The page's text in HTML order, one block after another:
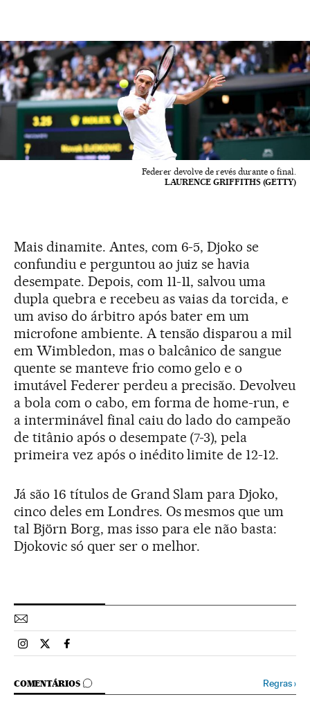
Federer devolve de revés durante o final.
LAURENCE GRIFFITHS (GETTY)
Mais dinamite. Antes, com 6-5, Djoko se
confundiu e perguntou ao juiz se havia
desempate. Depois, com 11-11, salvou uma
dupla quebra e recebeu as vaias da torcida, e
um aviso do árbitro após bater em um
microfone ambiente. A tensão disparou a mil
em Wimbledon, mas o balcânico de sangue
quente se manteve frio como gelo e o
imutável Federer perdeu a precisão. Devolveu
a bola com o cabo, em forma de home-run, e
a interminável final caiu do lado do campeão
de titânio após o desempate (7-3), pela
primeira vez após o inédito limite de 12-12.
Já são 16 títulos de Grand Slam para Djoko,
cinco deles em Londres. Os mesmos que um
tal Björn Borg, mas isso para ele não basta:
Djokovic só quer ser o melhor.
Esportes El País Brasil en Instagram
Esportes El País Brasil en Twitter
Esportes El País Brasil en Facebook
COMENTÁRIOS
COMENTÁRIOS Regras›